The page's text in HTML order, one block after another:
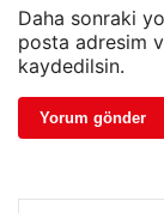
Daha sonraki
posta adresim
kaydedilsin.